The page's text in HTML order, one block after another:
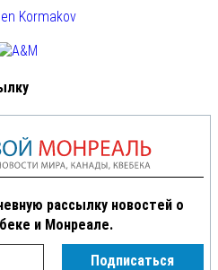
рассылку новостей о
и Монреале.